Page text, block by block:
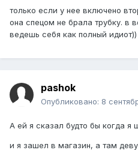
только если у нее включено
она спецом не брала трубку. в
ведешь себя как полный идиот))
pashok
Опубликовано: 8
А ей я сказал будто бы когда
и я зашел в магазин, а там